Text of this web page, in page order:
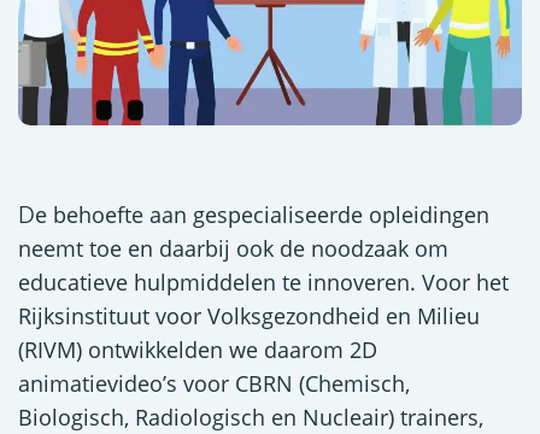
De behoefte aan gespecialiseerde opleidingen
neemt toe en daarbij ook de noodzaak om
educatieve hulpmiddelen te innoveren. Voor het
Rijksinstituut voor Volksgezondheid en Milieu
(RIVM) ontwikkelden we daarom 2D
animatievideo’s voor CBRN (Chemisch,
Biologisch, Radiologisch en Nucleair) trainers,